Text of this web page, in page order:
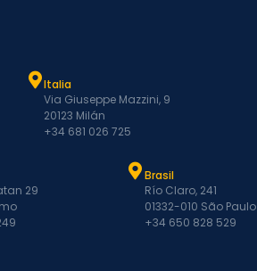
Italia
Via Giuseppe Mazzini, 9
20123 Milán
+34 681 026 725
29
Brasil
Río Claro, 241
01332-010 São Paulo
+34 650 828 529